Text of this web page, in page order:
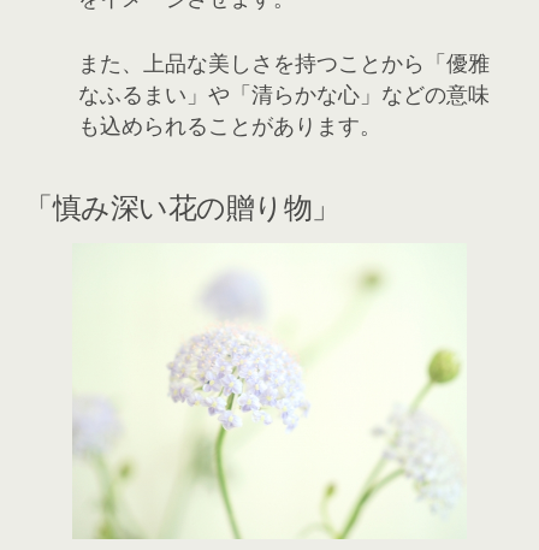
また、上品な美しさを持つことから「優雅
なふるまい」や「清らかな心」などの意味
も込められることがあります。
「慎み深い花の贈り物」